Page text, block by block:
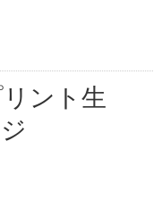
ント生